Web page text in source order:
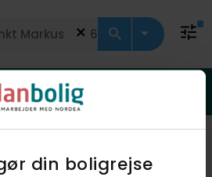
din boligrejse
Få vurdering
i værdi?